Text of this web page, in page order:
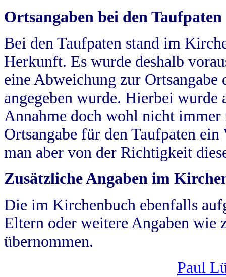
Ortsangaben bei den Taufpaten
Bei den Taufpaten stand im
Herkunft. Es wurde deshalb
eine Abweichung zur
angegeben wurde. Hierbei wurde
Annahme doch wohl nicht
Ortsangabe für den Taufpaten
man aber von der Richtigkeit
Zusätzliche Angaben im
Die im Kirchenbuch ebenfalls
Eltern oder weitere Angaben wie
übernommen.
Paul